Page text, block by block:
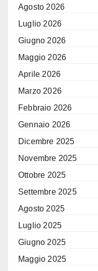
Agosto 2026
Luglio 2026
Giugno 2026
Maggio 2026
Aprile 2026
Marzo 2026
Febbraio 2026
Gennaio 2026
Dicembre 2025
Novembre 2025
Ottobre 2025
Settembre 2025
Agosto 2025
Luglio 2025
Giugno 2025
Maggio 2025